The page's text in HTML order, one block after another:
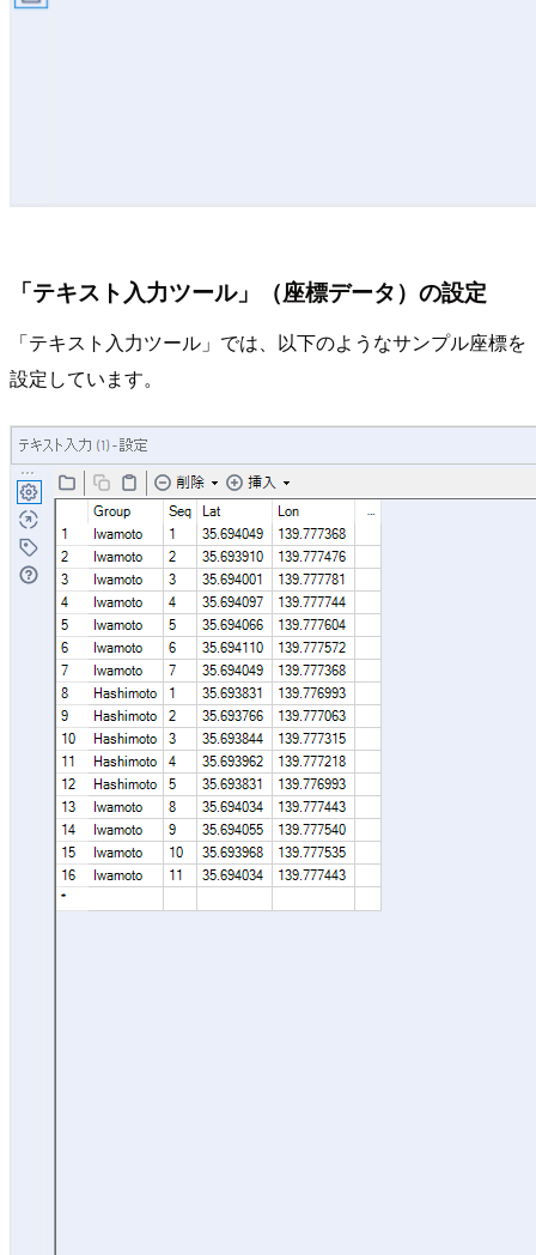
「テキスト入力ツール」（座標データ）の設定
「テキスト入力ツール」では、以下のようなサンプル座標を
設定しています。